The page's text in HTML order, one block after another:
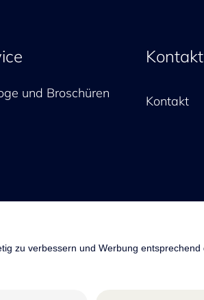
und Broschüren
Kontakt
Kontakt